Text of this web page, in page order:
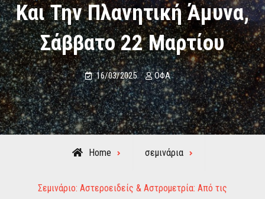
Και Την Πλανητική Άμυνα,
Σάββατο 22 Μαρτίου
16/03/2025 ΟΦΑ
Home σεμινάρια
Σεμινάριο: Αστεροειδείς & Αστρομετρία: Από τις